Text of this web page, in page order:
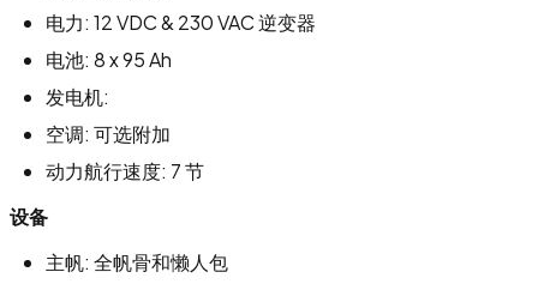
电力: 12 VDC & 230 VAC 逆变器
电池: 8 x 95 Ah
发电机:
空调: 可选附加
动力航行速度: 7 节
设备
主帆: 全帆骨和懒人包